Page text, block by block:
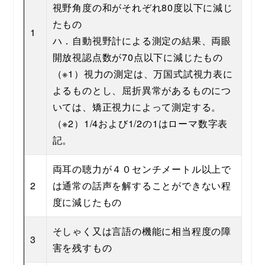
1
視野角度の和がそれぞれ80度以下に減じ
たもの
ハ．自動視野計による測定の結果、両眼
開放視認点数が70点以下に減じたもの
（※1）視力の測定は、万国式試視力表に
よるものとし、屈折異常があるものにつ
いては、矯正視力によって測定する。
（※2）1/4および1/2の1はローマ数字表
記。
2
両耳の聴力が４０センチメートル以上で
は通常の話声を解することができない程
度に減じたもの
3
そしゃく又は言語の機能に相当程度の障
害を残すもの